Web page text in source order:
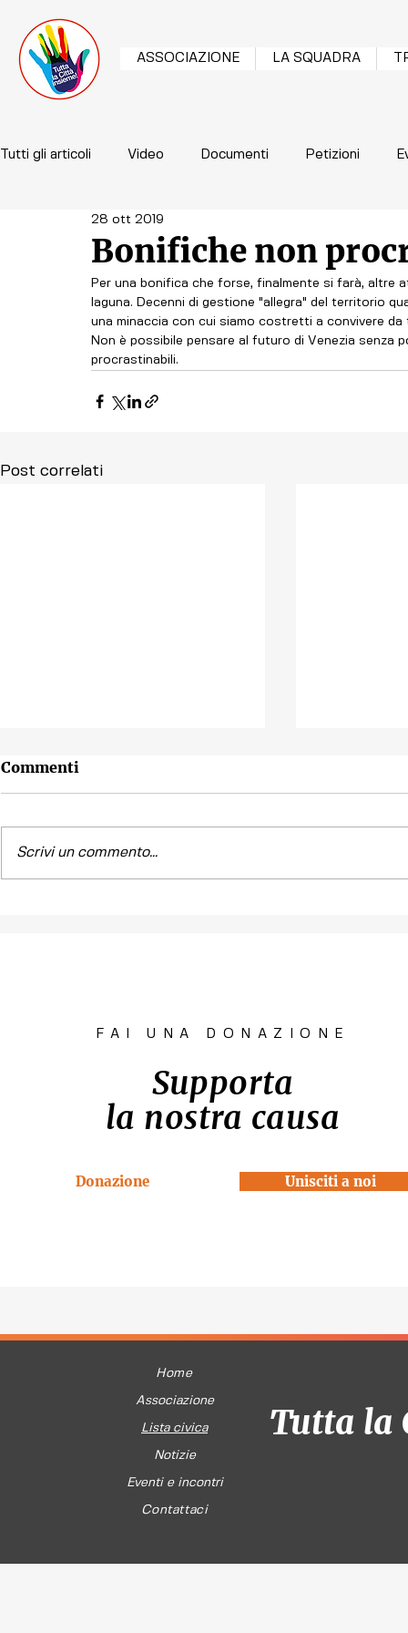
ASSOCIAZIONE LA SQUADRA
Tutti gli articoli Video Documenti Petizioni
Bonifiche non
28 ott 2019
Per una bonifica che forse, finalmente si farà, altre
laguna. Decenni di gestione "allegra" del territorio
una minaccia con cui siamo costretti a convivere
Non è possibile pensare al futuro di Venezia
procrastinabili.
Post correlati
Commenti
Scrivi un commento...
FAI UNA DONAZIONE
Supporta
la nostra causa
Donazione Unisciti a noi
Home
Associazione
Lista civica
Notizie
Eventi e incontri
Contattaci
Tutta la